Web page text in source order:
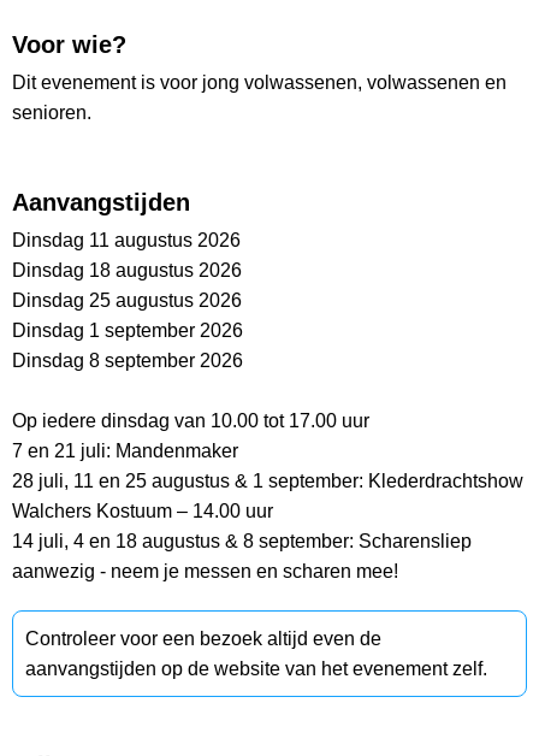
Voor wie?
Dit evenement is voor jong volwassenen, volwassenen en
senioren.
Aanvangstijden
Dinsdag 11 augustus 2026
Dinsdag 18 augustus 2026
Dinsdag 25 augustus 2026
Dinsdag 1 september 2026
Dinsdag 8 september 2026
Op iedere dinsdag van 10.00 tot 17.00 uur
7 en 21 juli: Mandenmaker
28 juli, 11 en 25 augustus & 1 september: Klederdrachtshow
Walchers Kostuum – 14.00 uur
14 juli, 4 en 18 augustus & 8 september: Scharensliep
aanwezig - neem je messen en scharen mee!
Controleer voor een bezoek altijd even de
aanvangstijden op de website van het evenement zelf.